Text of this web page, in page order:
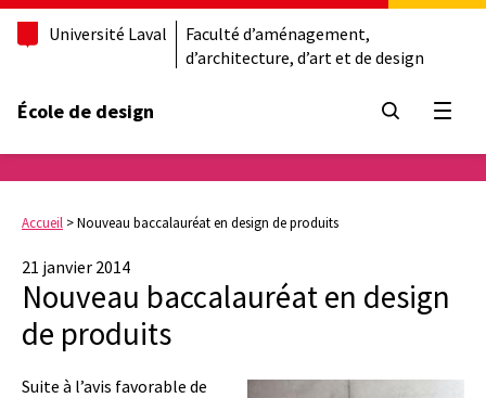
Université Laval
Faculté d’aménagement,
d’architecture, d’art et de design
École de design
Accueil >Nouveau baccalauréat en design de produits
21 janvier 2014
Nouveau baccalauréat en design
de produits
Suite à l’avis favorable de